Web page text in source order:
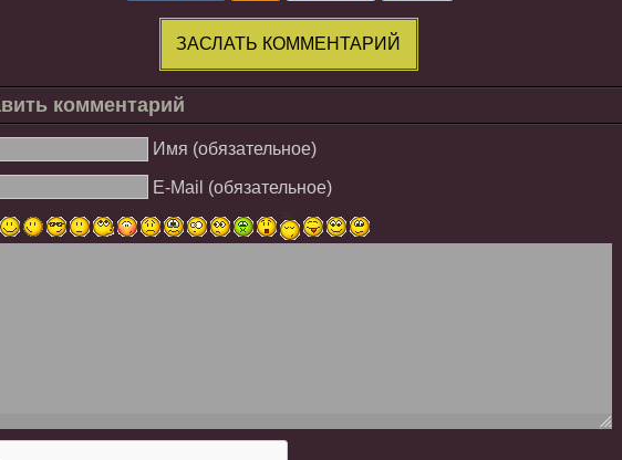
ЗАСЛАТЬ КОММЕНТАРИЙ
комментарий
Имя (обязательное)
E-Mail (обязательное)